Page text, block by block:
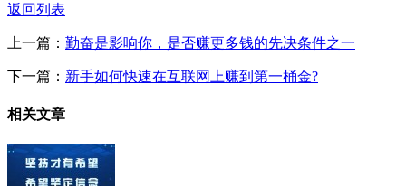
返回列表
上一篇： 勤奋是影响你，是否赚更多钱的先决条件之一
下一篇： 新手如何快速在互联网上赚到第一桶金?
相关文章